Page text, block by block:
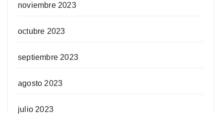
noviembre 2023
octubre 2023
septiembre 2023
agosto 2023
julio 2023